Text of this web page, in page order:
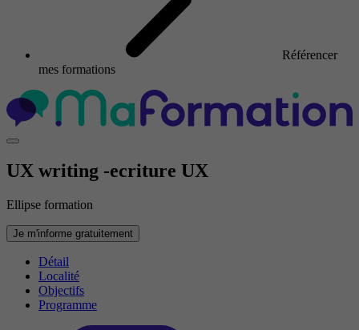
Référencer
mes formations
UX writing -ecriture UX
Ellipse formation
Je m'informe gratuitement
Détail
Localité
Objectifs
Programme